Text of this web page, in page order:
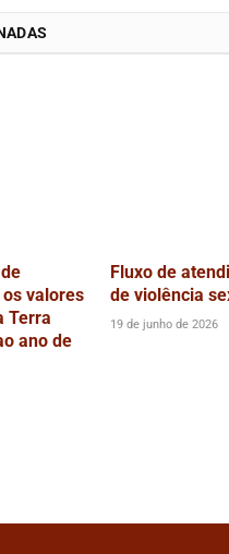
valores
Terra
ano de
Fluxo de
de violência
19 de junho de 2026